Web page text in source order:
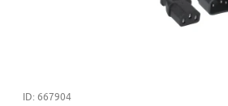
ID: 667904